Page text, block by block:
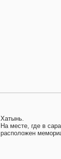
Хатынь.
На месте, где в
расположен